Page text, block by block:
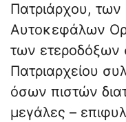
Πατριάρχου,
Αυτοκεφάλων
των ετεροδόξων
Πατριαρχείου
όσων πιστών
μεγάλες –